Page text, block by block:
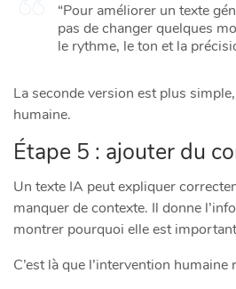
“Pour améliorer un texte
pas de changer quelques
le rythme, le ton et la
La seconde version est plus
humaine.
Étape 5 : ajouter du
Un texte IA peut expliquer
manquer de contexte. Il donne
montrer pourquoi elle est
C’est là que l’intervention humaine